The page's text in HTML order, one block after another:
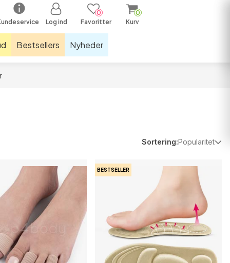
Log ind
0
Favoritter
0
Kurv
& måtter
Bestsellers Nyheder
Sortering:Popularitet
BESTSELLER